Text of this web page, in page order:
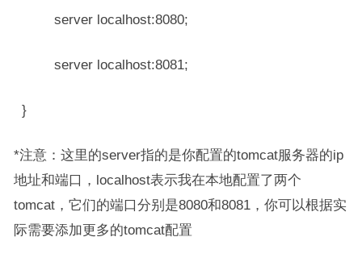
server localhost:8080;
server localhost:8081;
}
*注意：这里的server指的是你配置的tomcat服务器的ip
地址和端口，localhost表示我在本地配置了两个
tomcat，它们的端口分别是8080和8081，你可以根据实
际需要添加更多的tomcat配置